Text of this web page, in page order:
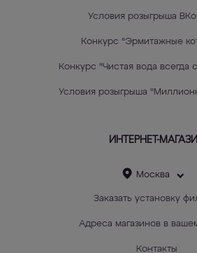
Условия розыгрыша
Конкурс "Эрмитажные
Конкурс "Чистая вода всегда
Условия розыгрыша
ИНТЕРНЕТ-
Москва
Заказать установку
Адреса магазинов в
Контакты